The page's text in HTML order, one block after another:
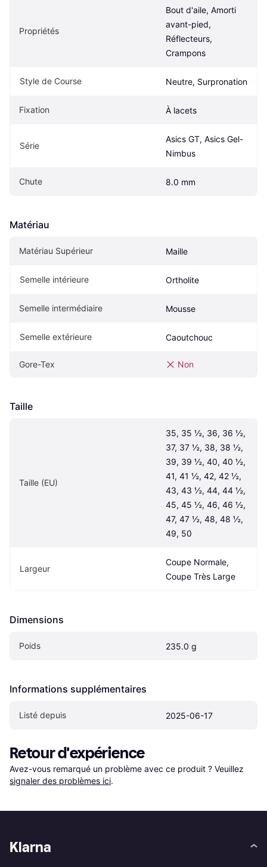
Propriétés
Bout d'aile, Amorti
avant-pied,
Réflecteurs,
Crampons
Style de Course Neutre, Surpronation
Fixation À lacets
Série
Asics GT, Asics Gel-
Nimbus
Chute 8.0 mm
Matériau
Matériau Supérieur Maille
Semelle intérieure Ortholite
Semelle intermédiaire Mousse
Semelle extérieure Caoutchouc
Gore-Tex Non
Taille
Taille (EU)
35, 35 ½, 36, 36 ½,
37, 37 ½, 38, 38 ½,
39, 39 ½, 40, 40 ½,
41, 41 ½, 42, 42 ½,
43, 43 ½, 44, 44 ½,
45, 45 ½, 46, 46 ½,
47, 47 ½, 48, 48 ½,
49, 50
Largeur
Coupe Normale,
Coupe Très Large
Dimensions
Poids 235.0 g
Informations supplémentaires
Listé depuis 2025-06-17
Retour d'expérience
Avez-vous remarqué un problème avec ce produit ? Veuillez
signaler des problèmes ici.
Klarna